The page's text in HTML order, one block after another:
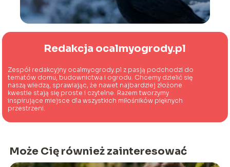
Redakcja ocalmyogrody.pl
Zespół redakcyjny ocalmyogrody.pl z pasją podchodzi do
tematów domu, budownictwa i ogrodu. Chcemy dzielić się
naszą wiedzą, sprawiając, że nawet najbardziej złożone
kwestie stają się proste i czytelne. Razem tworzymy
inspirujące miejsce dla wszystkich miłośników pięknych
przestrzeni.
Może Cię również zainteresować